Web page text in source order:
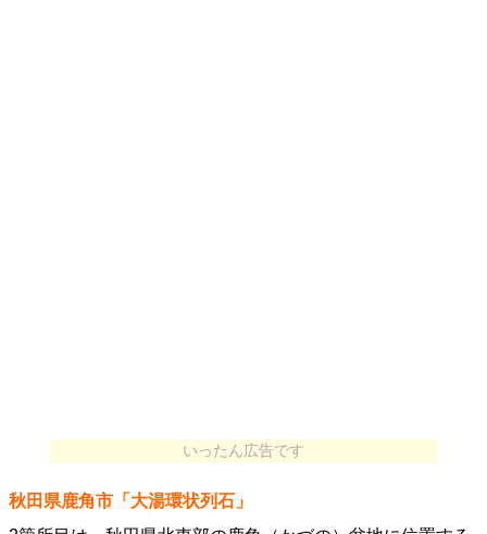
いったん広告です
秋田県鹿角市「大湯環状列石」